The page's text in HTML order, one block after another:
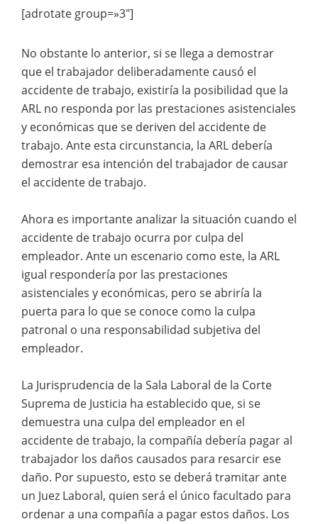
[adrotate group=»3″]
No obstante lo anterior, si se llega a demostrar
que el trabajador deliberadamente causó el
accidente de trabajo, existiría la posibilidad que la
ARL no responda por las prestaciones asistenciales
y económicas que se deriven del accidente de
trabajo. Ante esta circunstancia, la ARL debería
demostrar esa intención del trabajador de causar
el accidente de trabajo.
Ahora es importante analizar la situación cuando el
accidente de trabajo ocurra por culpa del
empleador. Ante un escenario como este, la ARL
igual respondería por las prestaciones
asistenciales y económicas, pero se abriría la
puerta para lo que se conoce como la culpa
patronal o una responsabilidad subjetiva del
empleador.
La Jurisprudencia de la Sala Laboral de la Corte
Suprema de Justicia ha establecido que, si se
demuestra una culpa del empleador en el
accidente de trabajo, la compañía debería pagar al
trabajador los daños causados para resarcir ese
daño. Por supuesto, esto se deberá tramitar ante
un Juez Laboral, quien será el único facultado para
ordenar a una compañía a pagar estos daños. Los